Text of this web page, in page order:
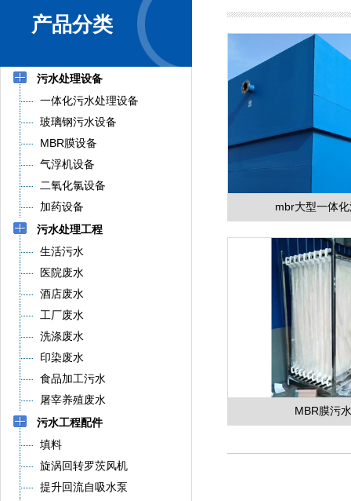
产品分类
污水处理设备
一体化污水处理设备
玻璃钢污水设备
MBR膜设备
气浮机设备
二氧化氯设备
加药设备
污水处理工程
生活污水
医院废水
酒店废水
工厂废水
洗涤废水
印染废水
食品加工污水
屠宰养殖废水
污水工程配件
填料
旋涡回转罗茨风机
提升回流自吸水泵
mbr大型一体
MBR膜污